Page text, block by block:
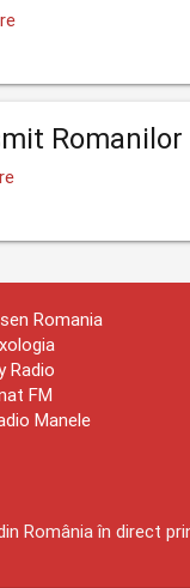
Romanilor
Romania
Radio
FM
Manele
România în direct